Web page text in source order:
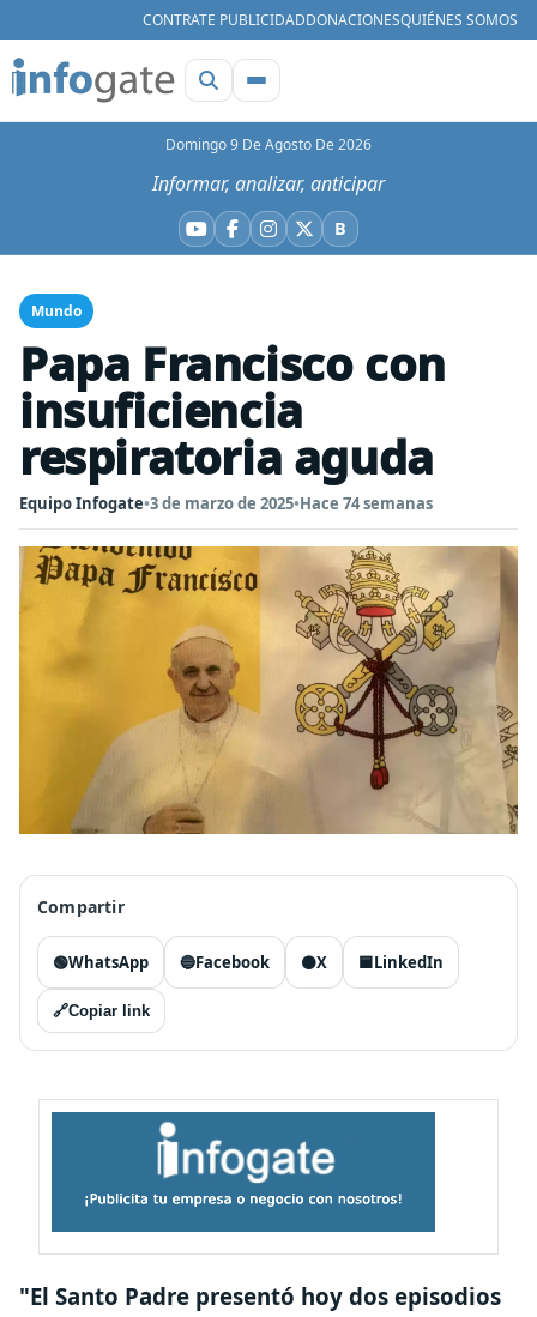
CONTRATE PUBLICIDADDONACIONESQUIÉNES SOMOS
Domingo 9 De Agosto De 2026
Informar, analizar, anticipar
YouTube
Facebook
Instagram
X BBluesky
Mundo
Papa Francisco con
insuficiencia
respiratoria aguda
Equipo Infogate•3 de marzo de 2025•Hace 74 semanas
Compartir
🟢WhatsApp 🔵Facebook ⚫X 🟦LinkedIn
🔗Copiar link
"El Santo Padre presentó hoy dos episodios